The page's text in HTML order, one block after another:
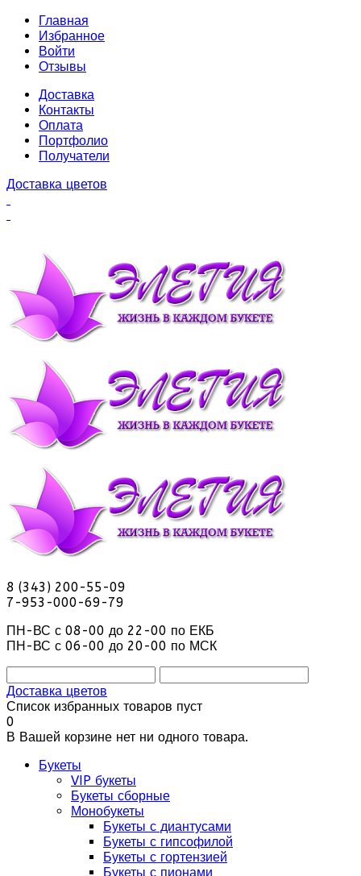
Главная
Избранное
Войти
Отзывы
Доставка
Контакты
Оплата
Портфолио
Получатели
Доставка цветов
8 (343) 200-55-09
7-953-000-69-79
ПН-ВС с 08-00 до 22-00 по ЕКБ
ПН-ВС с 06-00 до 20-00 по МСК
Доставка цветов
Список избранных товаров пуст
0
В Вашей корзине нет ни одного товара.
Букеты
VIP букеты
Букеты сборные
Монобукеты
Букеты с диантусами
Букеты с гипсофилой
Букеты с гортензией
Букеты с пионами